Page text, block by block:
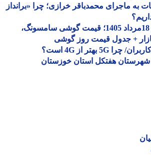
ماجرای محمدباقر خرازی؛ چرا «برانداز
قیمت موبایل امروز 18مرداد 1405؛ قیمت گوشی سامسونگ،
+ جدول قیمت روز گوشی
هفتکل استان خوزستان